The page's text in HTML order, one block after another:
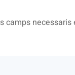
camps